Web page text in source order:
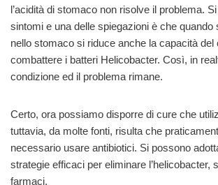
l’acidità di stomaco non risolve il problema.
sintomi e una delle spiegazioni è che quando
nello stomaco si riduce anche la capacità del
combattere i batteri Helicobacter. Così, in
condizione ed il problema rimane.
Certo, ora possiamo disporre di cure che
tuttavia, da molte fonti, risulta che
necessario usare antibiotici. Si possono
strategie efficaci per eliminare l’helicobacter,
farmaci.